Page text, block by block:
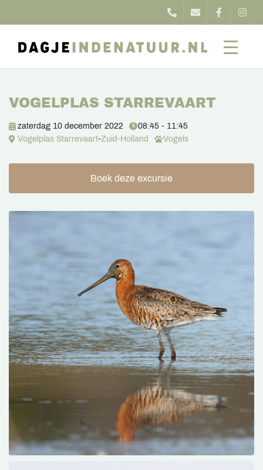
VOGELPLAS STARREVAART
zaterdag 10 december 2022
08:45 - 11:45
Vogelplas Starrevaart-Zuid-Holland Vogels
Boek deze excursie